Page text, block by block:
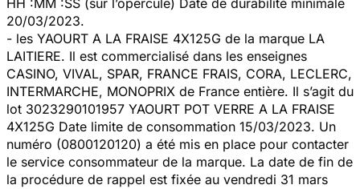
20/03/2023.
- les YAOURT A LA FRAISE 4X125G de la marque LA
LAITIERE. Il est commercialisé dans les enseignes
CASINO, VIVAL, SPAR, FRANCE FRAIS, CORA, LECLERC,
INTERMARCHE, MONOPRIX de France entière. Il s’agit du
lot 3023290101957 YAOURT POT VERRE A LA FRAISE
4X125G Date limite de consommation 15/03/2023. Un
numéro (0800120120) a été mis en place pour contacter
le service consommateur de la marque. La date de fin de
la procédure de rappel est fixée au vendredi 31 mars